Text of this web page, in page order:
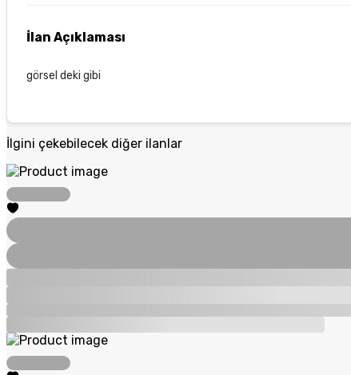
İlan Açıklaması
görsel deki gibi
İlgini çekebilecek diğer ilanlar